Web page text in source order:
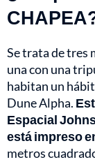
Se trata de tres
una con una
habitan un
Dune Alpha.
Espacial
está impreso
metros